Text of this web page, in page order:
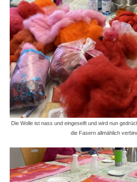
Die Wolle ist nass und eingeseift und wird nun
die Fasern allmählich